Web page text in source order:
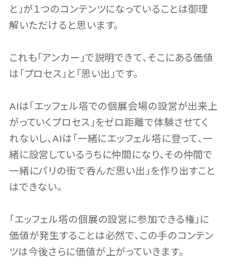
と」が１つのコンテンツになっていることは御理
解いただけると思います。
これも「アンカー」で説明できて、そこにある価値
は「プロセス」と「思い出」です。
AIは「エッフェル塔での個展会場の設営が出来上
がっていくプロセス」をゼロ距離で体験させてく
れないし、AIは「一緒にエッフェル塔に登って、一
緒に設営しているうちに仲間になり、その仲間で
一緒にパリの街で呑んだ思い出」を作り出すこと
はできない。
「エッフェル塔の個展の設営に参加できる権」に
価値が発生することは必然で、この手のコンテン
ツは今後さらに価値が上がっていきます。